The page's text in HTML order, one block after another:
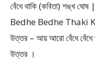
বেঁধে থাকি (কবিতা)
Bedhe Bedhe Thaki
উত্তর – আয় আরো বেঁধে বেঁধে
উত্তর ।